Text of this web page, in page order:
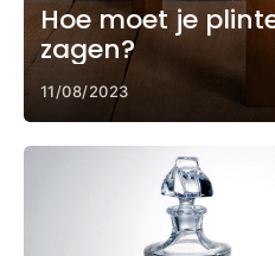
Hoe moet je
zagen?
11/08/2023